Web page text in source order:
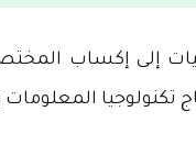
إلى إكساب
المعلومات